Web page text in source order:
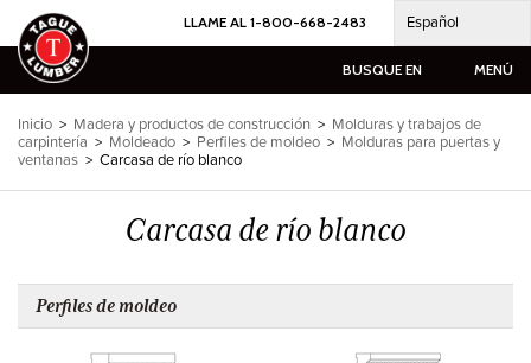
al
contenido
LLAME AL 1-800-668-2483 Español
BUSQUE EN MENÚ
Inicio > Madera y productos de construcción > Molduras y trabajos de
carpintería > Moldeado > Perfiles de moldeo > Molduras para puertas y
ventanas > Carcasa de río blanco
Carcasa de río blanco
Perfiles de moldeo